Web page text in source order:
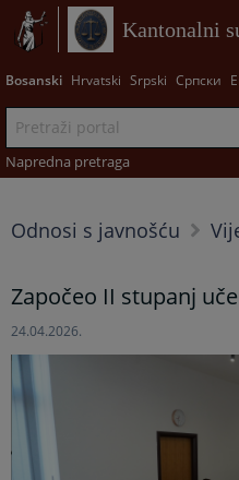
Kantonalni
Bosanski Hrvatski Srpski Српски
Napredna pretraga
Odnosi s javnošću
Započeo II stupanj
24.04.2026.